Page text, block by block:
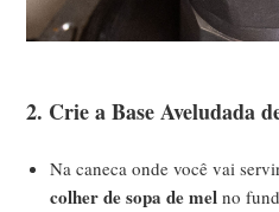
2. Crie a Base Aveludada
Na caneca onde você vai
colher de sopa de mel no